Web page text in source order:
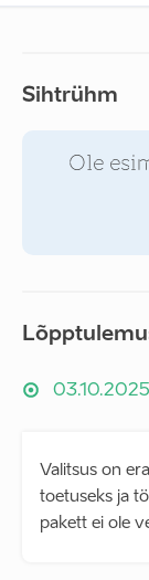
Sihtrühm
Ole
03.10.2025
Valitsus on
toetuseks ja
pakett ei ole